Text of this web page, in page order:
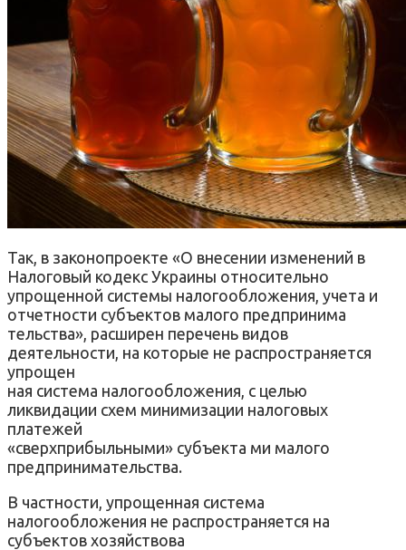
Так, в законопроекте «О вне­сении изменений в
Налоговый кодекс Украины относительно
упрощенной системы налогоо­бложения, учета и
отчетности субъектов малого предпринима­
тельства», расширен перечень видов
деятельности, на которые не распространяется
упрощен­
ная система налогообложения, с целью
ликвидации схем мини­мизации налоговых
платежей
«сверхприбыльными» субъекта­ ми малого
предпринимательства.
В частности, упрощенная система
налогообложения не распростра­няется на
субъектов хозяйствова­